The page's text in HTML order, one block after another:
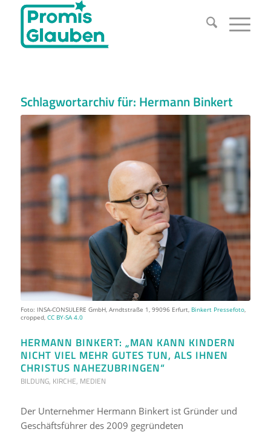
Schlagwortarchiv für: Hermann Binkert
Foto: INSA-CONSULERE GmbH, Arndtstraße 1, 99096 Erfurt, Binkert Pressefoto,
cropped, CC BY-SA 4.0
HERMANN BINKERT: „MAN KANN KINDERN
NICHT VIEL MEHR GUTES TUN, ALS IHNEN
CHRISTUS NAHEZUBRINGEN“
BILDUNG, KIRCHE, MEDIEN
Der Unternehmer Hermann Binkert ist Gründer und
Geschäftsführer des 2009 gegründeten